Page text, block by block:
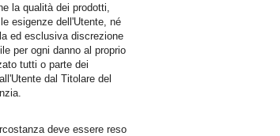
la qualità dei prodotti,
esigenze dell'Utente, né
ed esclusiva discrezione
per ogni danno al proprio
tutti o parte dei
dal Titolare del
deve essere reso